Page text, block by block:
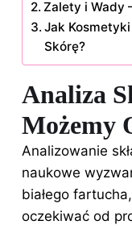
Zalety i Wady
Jak
Skórę?
Analiza
Możemy
Analizowanie
naukowe
białego
oczekiwać od